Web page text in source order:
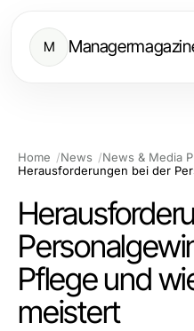
M
Home News
News & Media
Pflege und
meistert